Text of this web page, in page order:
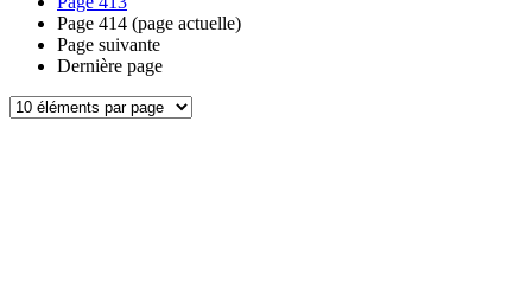
Page 414 (page actuelle)
Page suivante
Dernière page